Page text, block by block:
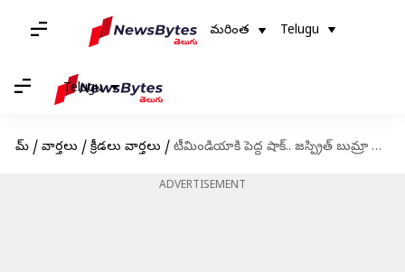
మరింత Telugu
Telugu
హోమ్ / వార్తలు / క్రీడలు వార్తలు / టీమిండియాకి పెద్ద షాక్.. జస్ప్రిత్ బుమ్రా టెస్టులకు దూరం
ADVERTISEMENT